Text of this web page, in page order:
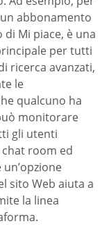
abbonamento
Mi piace, è una
per tutti
ricerca avanzati,
le
qualcuno ha
monitorare
gli utenti
room ed
sito Web aiuta a
la linea